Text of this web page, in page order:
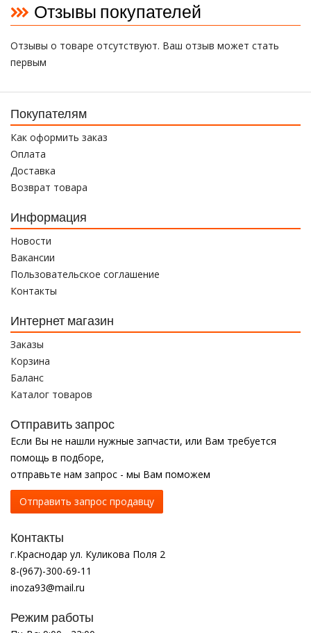
Отзывы покупателей
Отзывы о товаре отсутствуют. Ваш отзыв может стать
первым
Покупателям
Как оформить заказ
Оплата
Доставка
Возврат товара
Информация
Новости
Вакансии
Пользовательское соглашение
Контакты
Интернет магазин
Заказы
Корзина
Баланс
Каталог товаров
Отправить запрос
Если Вы не нашли нужные запчасти, или Вам требуется
помощь в подборе,
отправьте нам запрос - мы Вам поможем
Отправить запрос продавцу
Контакты
г.Краснодар ул. Куликова Поля 2
8-(967)-300-69-11
inoza93@mail.ru
Режим работы